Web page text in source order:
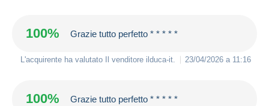
100% Grazie tutto perfetto * * * * *
L'acquirente ha valutato Il venditore ilduca-it. 23/04/2026 a 11:16
100% Grazie tutto perfetto * * * * *